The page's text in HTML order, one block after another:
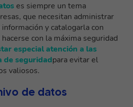
es siempre un tema
que necesitan administrar
y catalogarla con
con la máxima seguridad
especial atención a las
de seguridadpara evitar el
valiosos.
de datos